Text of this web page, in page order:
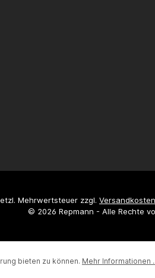
Mehrwertsteuer zzgl. Versandkosten
© 2026 Repmann - Alle Rechte
bieten zu können. Mehr Informationen